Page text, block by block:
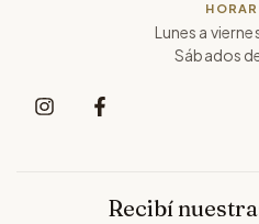
Lunes a
Sábados
Recibí